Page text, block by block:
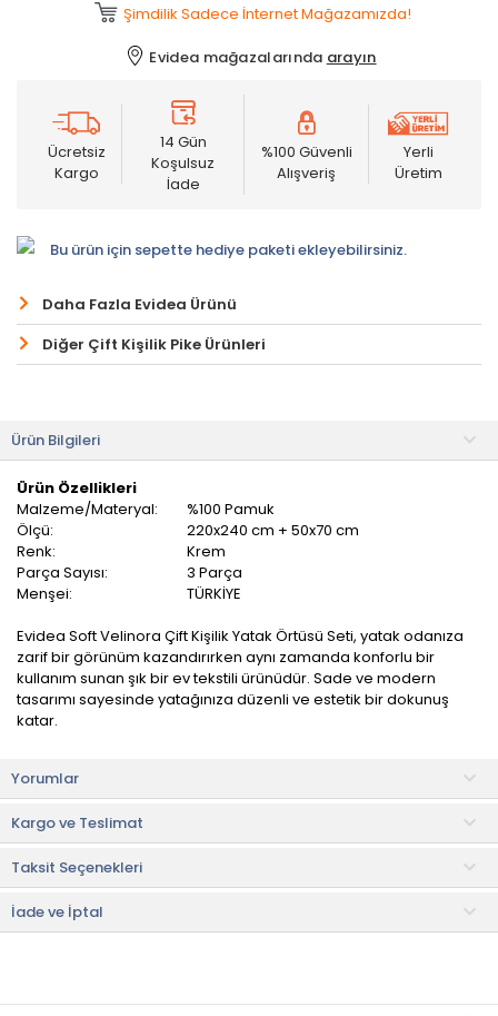
Şimdilik Sadece İnternet Mağazamızda!
Evidea mağazalarında arayın
Ücretsiz
Kargo
14 Gün
Koşulsuz
İade
%100 Güvenli
Alışveriş
Yerli
Üretim
Bu ürün için sepette hediye paketi ekleyebilirsiniz.
Daha Fazla Evidea Ürünü
Diğer Çift Kişilik Pike Ürünleri
Ürün Bilgileri
Ürün Özellikleri
Malzeme/Materyal:
%100 Pamuk
Ölçü:
220x240 cm + 50x70 cm
Renk:
Krem
Parça Sayısı:
3 Parça
Menşei:
TÜRKİYE
Evidea Soft Velinora Çift Kişilik Yatak Örtüsü Seti, yatak odanıza
zarif bir görünüm kazandırırken aynı zamanda konforlu bir
kullanım sunan şık bir ev tekstili ürünüdür. Sade ve modern
tasarımı sayesinde yatağınıza düzenli ve estetik bir dokunuş
katar.
yapısı sayesinde mevsim geçişlerinde örtü olarak da
kullanılabilir. Çift kişilik ölçüsü ile yatağınızı tamamen kaplayarak
bütünlüklü bir görünüm sağlar.
Ürün İçeriği
• Yatak örtüsü: 220x240 cm (1 adet)
• Yastık kılıfı: 50x70 cm (2 adet)
Yorumlar
Kargo ve Teslimat
Taksit Seçenekleri
İade ve İptal